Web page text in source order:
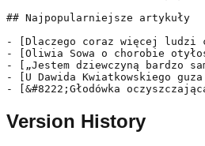
## Najpopularniejsze artykuły
- [Dlaczego coraz więcej ludzi
- [Oliwia Sowa o chorobie
- [„Jestem dziewczyną bardzo
- [U Dawida Kwiatkowskiego
- [&#8222;Głodówka
Version History